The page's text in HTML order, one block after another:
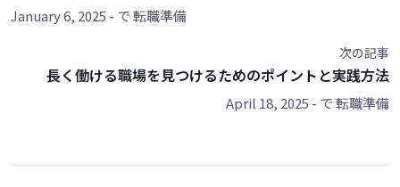
January 6, 2025 - で転職準備
次の記事
長く働ける職場を見つけるためのポイントと実践方法
April 18, 2025 - で転職準備